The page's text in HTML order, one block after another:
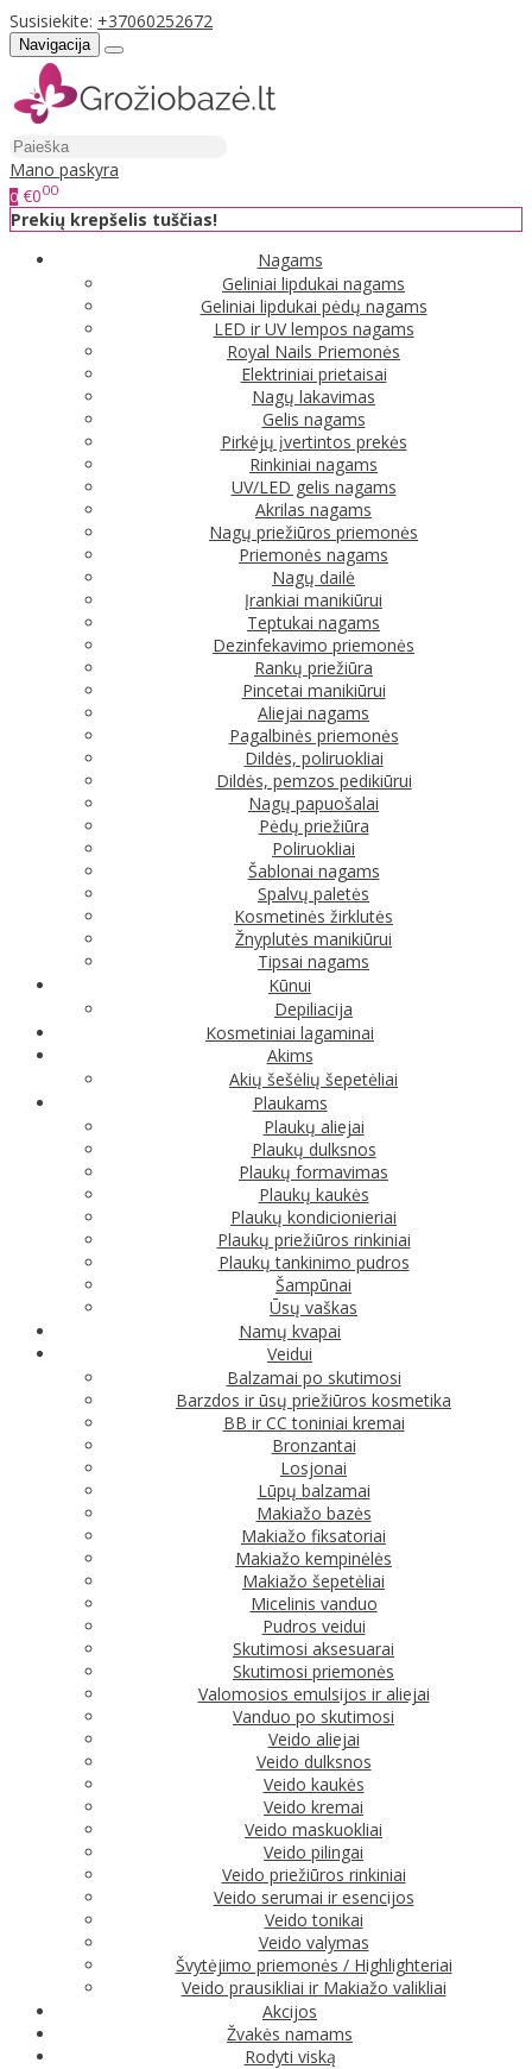
Susisiekite: +37060252672
Navigacija
Mano paskyra
0 €000
Prekių krepšelis tuščias!
Nagams
Geliniai lipdukai nagams
Geliniai lipdukai pėdų nagams
LED ir UV lempos nagams
Royal Nails Priemonės
Elektriniai prietaisai
Nagų lakavimas
Gelis nagams
Pirkėjų įvertintos prekės
Rinkiniai nagams
UV/LED gelis nagams
Akrilas nagams
Nagų priežiūros priemonės
Priemonės nagams
Nagų dailė
Įrankiai manikiūrui
Teptukai nagams
Dezinfekavimo priemonės
Rankų priežiūra
Pincetai manikiūrui
Aliejai nagams
Pagalbinės priemonės
Dildės, poliruokliai
Dildės, pemzos pedikiūrui
Nagų papuošalai
Pėdų priežiūra
Poliruokliai
Šablonai nagams
Spalvų paletės
Kosmetinės žirklutės
Žnyplutės manikiūrui
Tipsai nagams
Kūnui
Depiliacija
Kosmetiniai lagaminai
Akims
Akių šešėlių šepetėliai
Plaukams
Plaukų aliejai
Plaukų dulksnos
Plaukų formavimas
Plaukų kaukės
Plaukų kondicionieriai
Plaukų priežiūros rinkiniai
Plaukų tankinimo pudros
Šampūnai
Ūsų vaškas
Namų kvapai
Veidui
Balzamai po skutimosi
Barzdos ir ūsų priežiūros kosmetika
BB ir CC toniniai kremai
Bronzantai
Losjonai
Lūpų balzamai
Makiažo bazės
Makiažo fiksatoriai
Makiažo kempinėlės
Makiažo šepetėliai
Micelinis vanduo
Pudros veidui
Skutimosi aksesuarai
Skutimosi priemonės
Valomosios emulsijos ir aliejai
Vanduo po skutimosi
Veido aliejai
Veido dulksnos
Veido kaukės
Veido kremai
Veido maskuokliai
Veido pilingai
Veido priežiūros rinkiniai
Veido serumai ir esencijos
Veido tonikai
Veido valymas
Švytėjimo priemonės / Highlighteriai
Veido prausikliai ir Makiažo valikliai
Akcijos
Žvakės namams
Rodyti viską